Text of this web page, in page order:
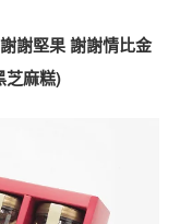
謝堅果 謝謝情比金
芝麻糕)